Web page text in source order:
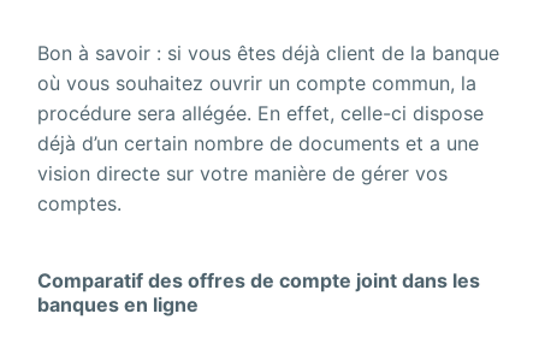
Bon à savoir : si vous êtes déjà client de la banque
où vous souhaitez ouvrir un compte commun, la
procédure sera allégée. En effet, celle-ci dispose
déjà d’un certain nombre de documents et a une
vision directe sur votre manière de gérer vos
comptes.
Comparatif des offres de compte joint dans les
banques en ligne